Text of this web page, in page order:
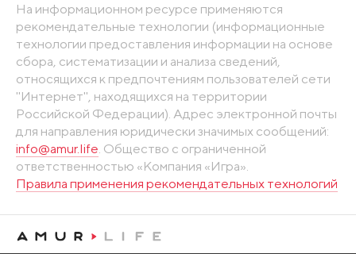
На информационном ресурсе применяются
рекомендательные технологии (информационные
технологии предоставления информации на основе
сбора, систематизации и анализа сведений,
относящихся к предпочтениям пользователей сети
"Интернет", находящихся на территории
Российской Федерации). Адрес электронной почты
для направления юридически значимых сообщений:
info@amur.life. Общество с ограниченной
ответственностью «Компания «Игра».
Правила применения рекомендательных технологий